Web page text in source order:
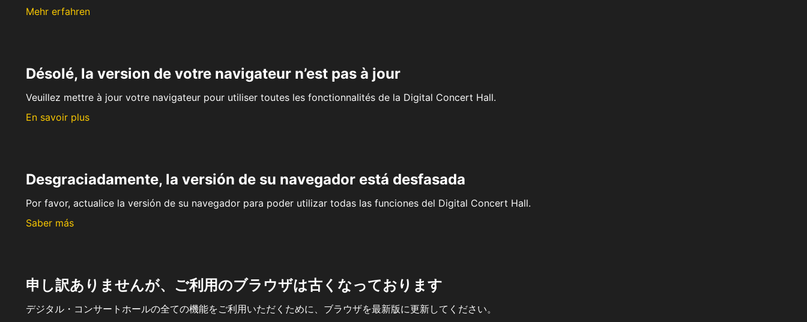
Mehr erfahren
Désolé, la version de votre navigateur n’est pas à jour
Veuillez mettre à jour votre navigateur pour utiliser toutes les fonctionnalités de la Digital Concert Hall.
En savoir plus
Desgraciadamente, la versión de su navegador está desfasada
Por favor, actualice la versión de su navegador para poder utilizar todas las funciones del Digital Concert Hall.
Saber más
申し訳ありませんが、ご利用のブラウザは古くなっております
デジタル・コンサートホールの全ての機能をご利用いただくために、ブラウザを最新版に更新してください。